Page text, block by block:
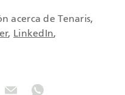
acerca de Tenaris,
, LinkedIn,